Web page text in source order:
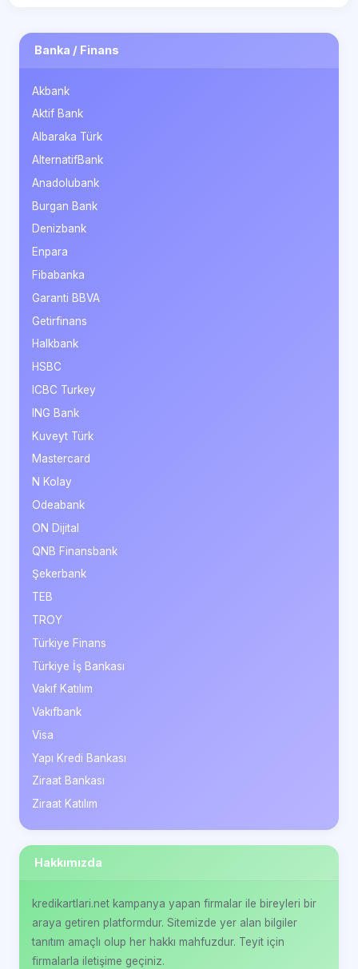
Banka / Finans
Akbank
Aktif Bank
Albaraka Türk
AlternatifBank
Anadolubank
Burgan Bank
Denizbank
Enpara
Fibabanka
Garanti BBVA
Getirfinans
Halkbank
HSBC
ICBC Turkey
ING Bank
Kuveyt Türk
Mastercard
N Kolay
Odeabank
ON Dijital
QNB Finansbank
Şekerbank
TEB
TROY
Türkiye Finans
Türkiye İş Bankası
Vakıf Katılım
Vakıfbank
Visa
Yapı Kredi Bankası
Ziraat Bankası
Ziraat Katılım
Hakkımızda
kredikartlari.net kampanya yapan firmalar ile bireyleri bir
araya getiren platformdur. Sitemizde yer alan bilgiler
tanıtım amaçlı olup her hakkı mahfuzdur. Teyit için
firmalarla iletişime geçiniz.